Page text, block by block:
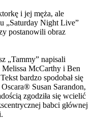
i jej męża, ale
„Saturday Night Live”
postanowili obraz
„Tammy” napisali
McCarthy i Ben
bardzo spodobał się
Oscara® Susan Sarandon,
zgodziła się wcielić
babci głównej